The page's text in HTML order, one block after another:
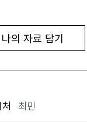
나의 자료 담기
최민